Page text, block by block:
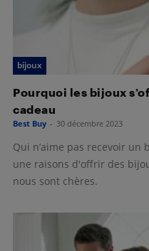
bijoux
Pourquoi les bijoux
cadeau
Best Buy - 30 décembre 2023
Qui n’aime pas recevoir un
une raisons d'offrir des
nous sont chères.